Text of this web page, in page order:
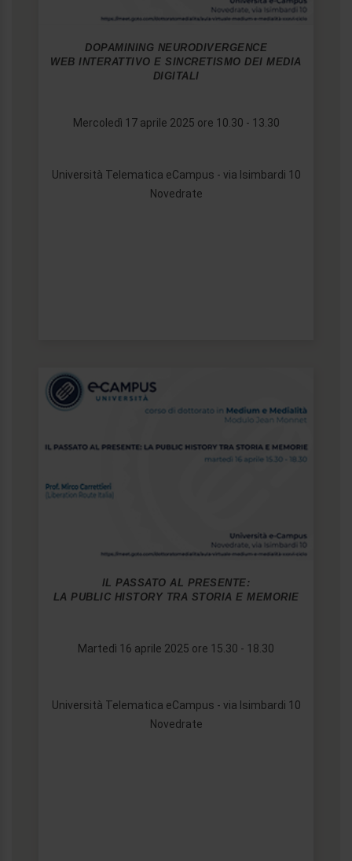
DOPAMINING NEURODIVERGENCE
WEB INTERATTIVO E SINCRETISMO DEI MEDIA
DIGITALI
Mercoledì 17 aprile 2025 ore 10.30 - 13.30
Università Telematica eCampus - via Isimbardi 10
Novedrate
IL PASSATO AL PRESENTE:
LA PUBLIC HISTORY TRA STORIA E MEMORIE
Martedì 16 aprile 2025 ore 15.30 - 18.30
Università Telematica eCampus - via Isimbardi 10
Novedrate